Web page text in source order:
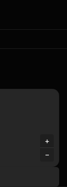
+
−